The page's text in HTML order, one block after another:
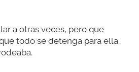
a otras veces, pero que
todo se detenga para ella.